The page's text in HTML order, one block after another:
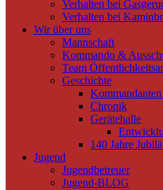
Verhalten bei
Verhalten bei
Wir über uns
Mannschaft
Kommando &
Team
Geschichte
Chronik
Gerätehalle
140 Jahre
Jugend
Jugendbetreuer
Jugend-BLOG